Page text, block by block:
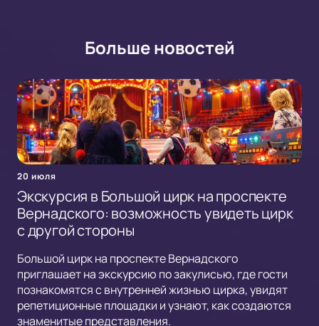
Больше новостей
20 июля
Экскурсия в Большой цирк на проспекте
Вернадского: возможность увидеть цирк
с другой стороны
Большой цирк на проспекте Вернадского
приглашает на экскурсию по закулисью, где гости
познакомятся с внутренней жизнью цирка, увидят
репетиционные площадки и узнают, как создаются
знаменитые представления.